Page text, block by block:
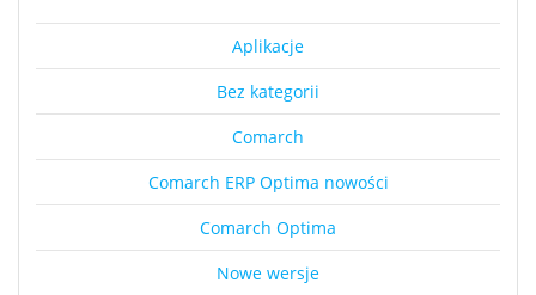
Aplikacje
Bez kategorii
Comarch
Comarch ERP Optima nowości
Comarch Optima
Nowe wersje